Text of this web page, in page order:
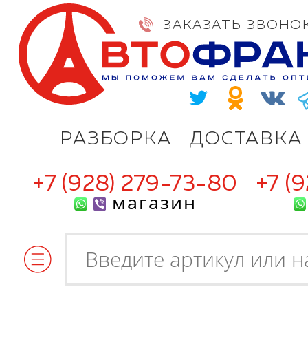
РАЗБОРКА ДОСТАВКА
ЗАКАЗАТЬ
+7 (928) 279-73-80
магазин
+7